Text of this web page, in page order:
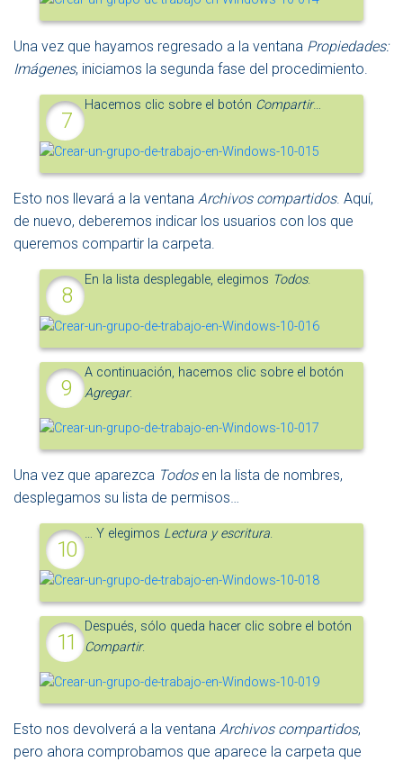
Una vez que hayamos regresado a la ventana Propiedades:
Imágenes, iniciamos la segunda fase del procedimiento.
Hacemos clic sobre el botón Compartir…
Esto nos llevará a la ventana Archivos compartidos. Aquí,
de nuevo, deberemos indicar los usuarios con los que
queremos compartir la carpeta.
En la lista desplegable, elegimos Todos.
A continuación, hacemos clic sobre el botón
Agregar.
Una vez que aparezca Todosen la lista de nombres,
desplegamos su lista de permisos…
… Y elegimos Lectura y escritura.
Después, sólo queda hacer clic sobre el botón
Compartir.
Esto nos devolverá a la ventana Archivos compartidos,
pero ahora comprobamos que aparece la carpeta que